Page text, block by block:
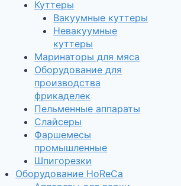
Куттеры
Вакуумные куттеры
Невакуумные
куттеры
Маринаторы для мяса
Оборудование для
производства
фрикаделек
Пельменные аппараты
Слайсеры
Фаршемесы
промышленные
Шпигорезки
Оборудование HoReCa